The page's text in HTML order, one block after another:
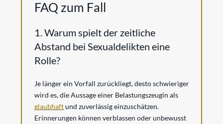
FAQ zum Fall
1. Warum spielt der zeitliche
Abstand bei Sexualdelikten eine
Rolle?
Je länger ein Vorfall zurückliegt, desto schwieriger
wird es, die Aussage einer Belastungszeugin als
glaubhaftund zuverlässig einzuschätzen.
Erinnerungen können verblassen oder unbewusst